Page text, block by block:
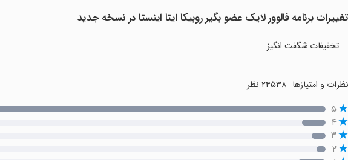
تغییرات برنامه ‏‏‏فالوور لایک عضو بگیر روبیکا ایتا اینستا در نسخه جدید
تخفیفات شگفت انگیز
نظرات و امتیازها
۵
۴
۳
۲